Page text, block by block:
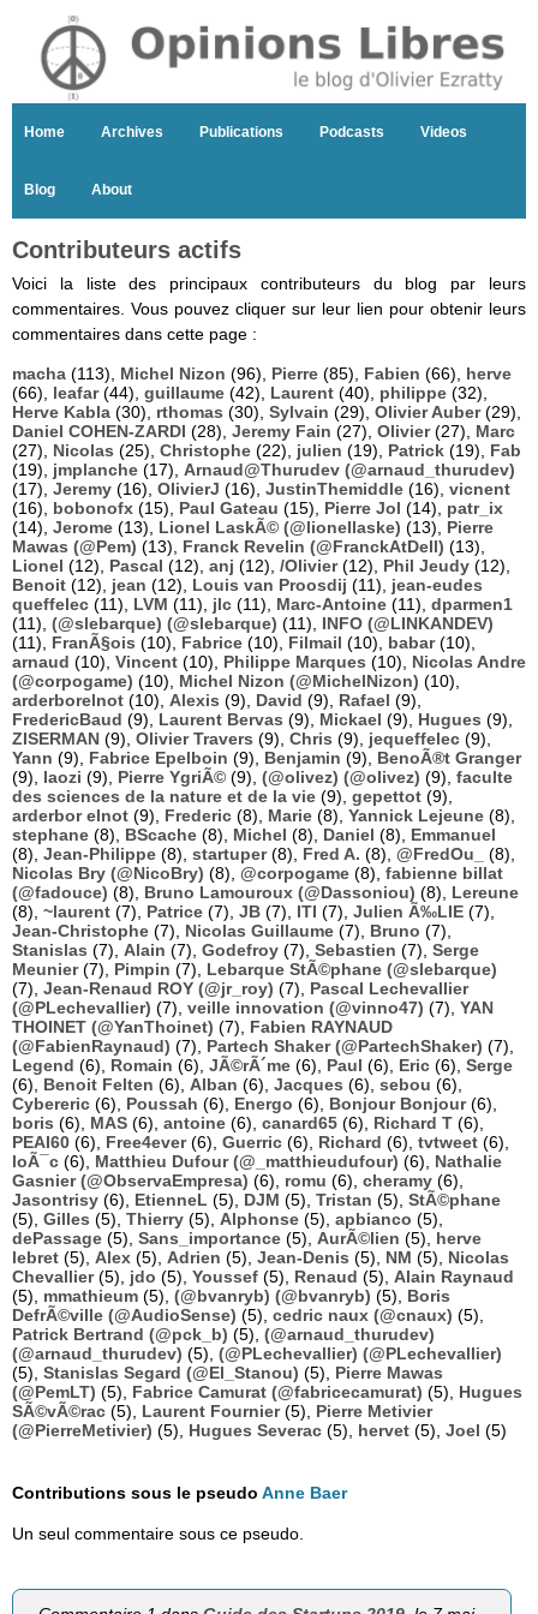
Home Archives Publications Podcasts Videos
Blog About
Contributeurs actifs
Voici la liste des principaux contributeurs du blog par leurs
commentaires. Vous pouvez cliquer sur leur lien pour obtenir leurs
commentaires dans cette page :
macha (113), Michel Nizon (96), Pierre (85), Fabien (66), herve
(66), leafar(44), guillaume (42), Laurent (40), philippe (32),
Herve Kabla (30), rthomas (30), Sylvain (29), Olivier Auber(29),
Daniel COHEN-ZARDI (28), Jeremy Fain (27), Olivier(27), Marc
(27), Nicolas (25), Christophe (22), julien (19), Patrick (19), Fab
(19), jmplanche (17), Arnaud@Thurudev (@arnaud_thurudev)
(17), Jeremy (16), OlivierJ (16), JustinThemiddle (16), vicnent
(16), bobonofx (15), Paul Gateau (15), Pierre Jol (14), patr_ix
(14), Jerome (13), Lionel LaskÃ© (@lionellaske) (13), Pierre
Mawas (@Pem) (13), Franck Revelin (@FranckAtDell) (13),
Lionel (12), Pascal (12), anj (12), /Olivier(12), Phil Jeudy (12),
Benoit (12), jean (12), Louis van Proosdij (11), jean-eudes
queffelec (11), LVM (11), jlc (11), Marc-Antoine (11), dparmen1
(11), (@slebarque) (@slebarque) (11), INFO (@LINKANDEV)
(11), FranÃ§ois (10), Fabrice (10), Filmail (10), babar(10),
arnaud (10), Vincent (10), Philippe Marques (10), Nicolas Andre
(@corpogame) (10), Michel Nizon (@MichelNizon) (10),
arderborelnot (10), Alexis (9), David (9), Rafael (9),
FredericBaud (9), Laurent Bervas (9), Mickael (9), Hugues (9),
ZISERMAN (9), Olivier Travers (9), Chris (9), jequeffelec (9),
Yann (9), Fabrice Epelboin (9), Benjamin (9), BenoÃ®t Granger
(9), laozi (9), Pierre YgriÃ© (9), (@olivez) (@olivez) (9), faculte
des sciences de la nature et de la vie (9), gepettot (9),
arderbor elnot (9), Frederic (8), Marie (8), Yannick Lejeune (8),
stephane (8), BScache (8), Michel (8), Daniel (8), Emmanuel
(8), Jean-Philippe (8), startuper(8), Fred A. (8), @FredOu_
(8),
Nicolas Bry (@NicoBry) (8), @corpogame (8), fabienne billat
(@fadouce) (8), Bruno Lamouroux (@Dassoniou) (8), Lereune
(8), ~laurent (7), Patrice (7), JB (7), ITI (7), Julien Ã‰LIE (7),
Jean-Christophe (7), Nicolas Guillaume (7), Bruno (7),
Stanislas (7), Alain (7), Godefroy (7), Sebastien (7), Serge
Meunier(7), Pimpin (7), Lebarque StÃ©phane (@slebarque)
(7), Jean-Renaud ROY (@jr_roy) (7), Pascal Lechevallier
(@PLechevallier) (7), veille innovation (@vinno47) (7), YAN
THOINET (@YanThoinet) (7), Fabien RAYNAUD
(@FabienRaynaud) (7), Partech Shaker (@PartechShaker) (7),
Legend (6), Romain (6), JÃ©rÃ´me (6), Paul (6), Eric (6), Serge
(6), Benoit Felten (6), Alban (6), Jacques (6), sebou (6),
Cybereric (6), Poussah (6), Energo (6), Bonjour Bonjour(6),
boris (6), MAS (6), antoine (6), canard65 (6), Richard T (6),
PEAI60 (6), Free4ever(6), Guerric (6), Richard (6), tvtweet (6),
loÃ¯c (6), Matthieu Dufour (@_matthieudufour) (6), Nathalie
Gasnier (@ObservaEmpresa) (6), romu (6), cheramy (6),
Jasontrisy (6), EtienneL (5), DJM (5), Tristan (5), StÃ©phane
(5), Gilles (5), Thierry (5), Alphonse (5), apbianco (5),
dePassage (5), Sans_importance (5), AurÃ©lien (5), herve
lebret (5), Alex (5), Adrien (5), Jean-Denis (5), NM (5), Nicolas
Chevallier(5), jdo (5), Youssef (5), Renaud (5), Alain Raynaud
(5), mmathieum (5), (@bvanryb) (@bvanryb) (5), Boris
DefrÃ©ville (@AudioSense) (5), cedric naux (@cnaux) (5),
Patrick Bertrand (@pck_b) (5), (@arnaud_thurudev)
(@arnaud_thurudev) (5), (@PLechevallier) (@PLechevallier)
(5), Stanislas Segard (@El_Stanou) (5), Pierre Mawas
(@PemLT) (5), Fabrice Camurat (@fabricecamurat) (5), Hugues
SÃ©vÃ©rac (5), Laurent Fournier(5), Pierre Metivier
(@PierreMetivier) (5), Hugues Severac (5), hervet (5), Joel (5)
Contributions sous le pseudo Anne Baer
Un seul commentaire sous ce pseudo.